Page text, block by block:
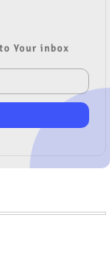
Your inbox